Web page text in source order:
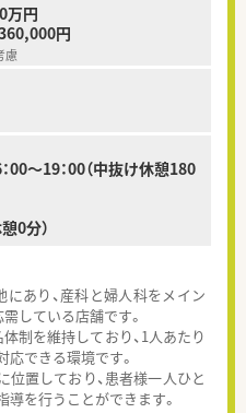
万円
円
慮
00～19：00（中抜け休憩180
0分）
あり、産科と婦人科をメイン
している店舗です。
制を維持しており、1人あたり
できる環境です。
置しており、患者様一人ひと
を行うことができます。